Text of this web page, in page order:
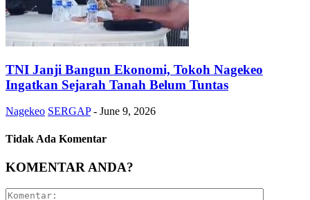
TNI Janji Bangun Ekonomi, Tokoh Nagekeo
Ingatkan Sejarah Tanah Belum Tuntas
Nagekeo SERGAP - June 9, 2026
Tidak Ada Komentar
KOMENTAR ANDA?